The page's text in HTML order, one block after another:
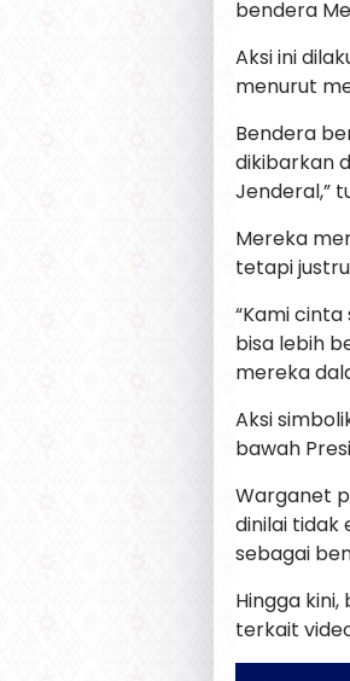
bendera
Aksi ini
menurut
Bendera
dikibarkan
Jenderal,”
Mereka
tetapi
“Kami
bisa lebih
mereka
Aksi
bawah
Warganet
dinilai tidak
sebagai
Hingga
terkait